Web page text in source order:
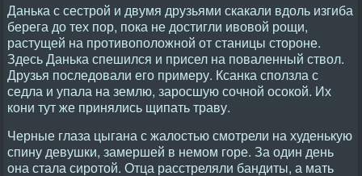
Данька с сестрой и двумя друзьями скакали вдоль изгиба
берега до тех пор, пока не достигли ивовой рощи,
растущей на противоположной от станицы стороне.
Здесь Данька спешился и присел на поваленный ствол.
Друзья последовали его примеру. Ксанка сползла с
седла и упала на землю, заросшую сочной осокой. Их
кони тут же принялись щипать траву.
Черные глаза цыгана с жалостью смотрели на худенькую
спину девушки, замершей в немом горе. За один день
она стала сиротой. Отца расстреляли бандиты, а мать